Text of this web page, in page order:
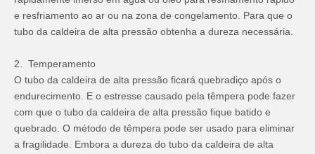
e resfriamento ao ar ou na zona de congelamento. Para que o
tubo da caldeira de alta pressão obtenha a dureza necessária.
2. Temperamento
O tubo da caldeira de alta pressão ficará quebradiço após o
endurecimento. E o estresse causado pela têmpera pode fazer
com que o tubo da caldeira de alta pressão fique batido e
quebrado. O método de têmpera pode ser usado para eliminar
a fragilidade. Embora a dureza do tubo da caldeira de alta